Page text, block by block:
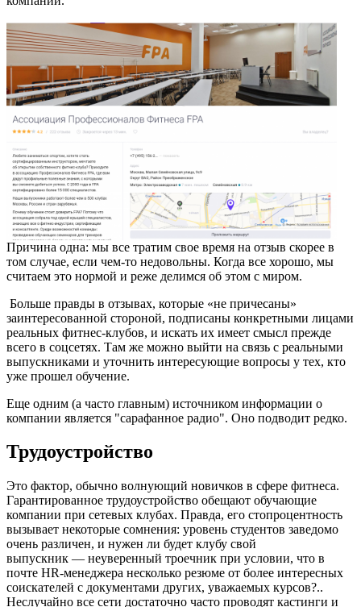
Причина одна: мы все тратим свое время на отзыв скорее в
том случае, если чем-то недовольны. Когда все хорошо, мы
считаем это нормой и реже делимся об этом с миром.
Больше правды в отзывах, которые «не причесаны»
заинтересованной стороной, подписаны конкретными лицами
реальных фитнес-клубов, и искать их имеет смысл прежде
всего в соцсетях. Там же можно выйти на связь с реальными
выпускниками и уточнить интересующие вопросы у тех, кто
уже прошел обучение.
Еще одним (а часто главным) источником информации о
компании является "сарафанное радио". Оно подводит редко.
Трудоустройство
Это фактор, обычно волнующий новичков в сфере фитнеса.
Гарантированное трудоустройство обещают обучающие
компании при сетевых клубах. Правда, его стопроцентность
вызывает некоторые сомнения: уровень студентов заведомо
очень различен, и нужен ли будет клубу свой
выпускник — неуверенный троечник при условии, что в
почте HR-менеджера несколько резюме от более интересных
соискателей с документами других, уважаемых курсов?..
Неслучайно все сети достаточно часто проводят кастинги и